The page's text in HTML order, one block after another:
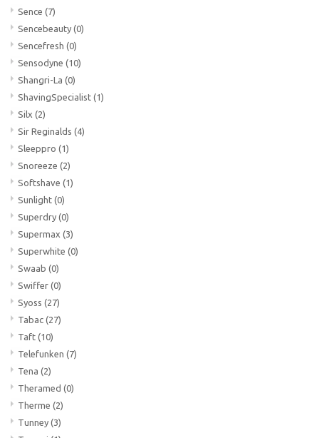
Sence (7)
Sencebeauty (0)
Sencefresh (0)
Sensodyne (10)
Shangri-La (0)
ShavingSpecialist (1)
Silx (2)
Sir Reginalds (4)
Sleeppro (1)
Snoreeze (2)
Softshave (1)
Sunlight (0)
Superdry (0)
Supermax (3)
Superwhite (0)
Swaab (0)
Swiffer (0)
Syoss (27)
Tabac (27)
Taft (10)
Telefunken (7)
Tena (2)
Theramed (0)
Therme (2)
Tunney (3)